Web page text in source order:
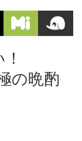
の晩酌